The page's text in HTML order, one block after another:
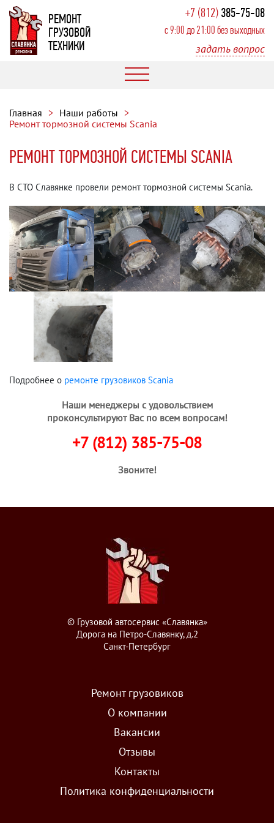
РЕМОНТ
ГРУЗОВОЙ
ТЕХНИКИ
+7 (812) 385-75-08
с 9:00 до 21:00 без выходных
задать вопрос
Главная
Наши работы
Ремонт тормозной системы Scania
РЕМОНТ ТОРМОЗНОЙ СИСТЕМЫ SCANIA
В СТО Славянке провели ремонт тормозной системы Scania.
Подробнее о ремонте грузовиков Scania
Наши менеджеры с удовольствием
проконсультируют Вас по всем вопросам!
+7 (812) 385-75-08
Звоните!
© Грузовой автосервис «Славянка»
Дорога на Петро-Славянку, д.2
Санкт-Петербург
Ремонт грузовиков
О компании
Вакансии
Отзывы
Контакты
Политика конфиденциальности